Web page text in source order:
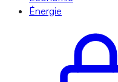
Énergie